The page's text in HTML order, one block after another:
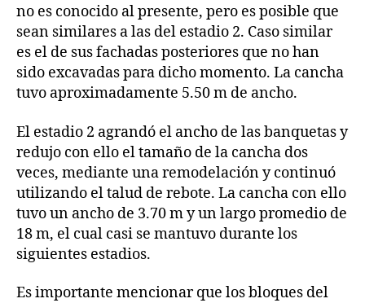
no es conocido al presente, pero es posible que
sean similares a las del estadio 2. Caso similar
es el de sus fachadas posteriores que no han
sido excavadas para dicho momento. La cancha
tuvo aproximadamente 5.50 m de ancho.
El estadio 2 agrandó el ancho de las banquetas y
redujo con ello el tamaño de la cancha dos
veces, mediante una remodelación y continuó
utilizando el talud de rebote. La cancha con ello
tuvo un ancho de 3.70 m y un largo promedio de
18 m, el cual casi se mantuvo durante los
siguientes estadios.
Es importante mencionar que los bloques del